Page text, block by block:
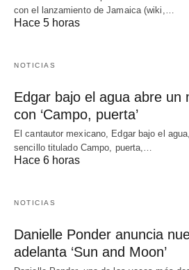
con el lanzamiento de Jamaica (wiki,…
Hace 5 horas
NOTICIAS
Edgar bajo el agua abre un
con ‘Campo, puerta’
El cantautor mexicano, Edgar bajo el
sencillo titulado Campo, puerta,…
Hace 6 horas
NOTICIAS
Danielle Ponder anuncia
adelanta ‘Sun and Moon’